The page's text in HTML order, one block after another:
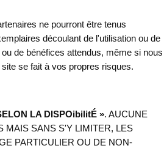
ne pourront être tenus
découlant de l'utilisation ou de
de bénéfices attendus, même si nous
se fait à vos propres risques.
LA DISPOibilitÉ ». AUCUNE
MAIS SANS S'Y LIMITER, LES
PARTICULIER OU DE NON-